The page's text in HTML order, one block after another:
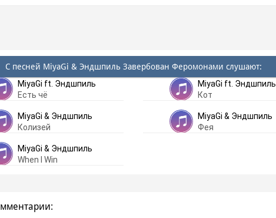
С песней MiyaGi & Эндшпиль Завербован Феромонами слушают:
MiyaGi ft. Эндшпиль
Есть чё
MiyaGi ft. Эндшпиль
Кот
MiyaGi & Эндшпиль
Колизей
MiyaGi & Эндшпиль
Фея
MiyaGi & Эндшпиль
When I Win